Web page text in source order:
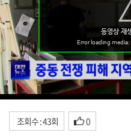
조회수 : 43회 0